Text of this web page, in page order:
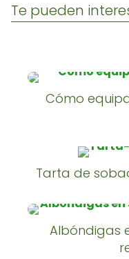
Te pueden
Cómo
Tarta de
Albóndigas